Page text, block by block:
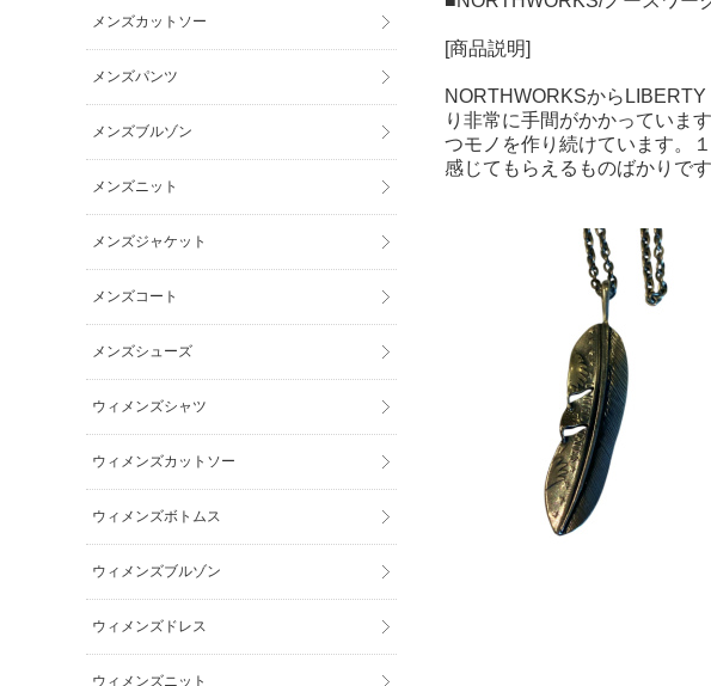
[商品説明]
NORTHWORKSから
り非常に手間がかかっていま
つモノを作り続けています。
感じてもらえるものばかりで
メンズカットソー
メンズパンツ
メンズブルゾン
メンズニット
メンズジャケット
メンズコート
メンズシューズ
ウィメンズシャツ
ウィメンズカットソー
ウィメンズボトムス
ウィメンズブルゾン
ウィメンズドレス
ウィメンズニット